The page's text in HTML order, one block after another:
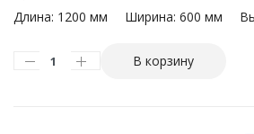
Длина: 1200 мм Ширина: 600 мм